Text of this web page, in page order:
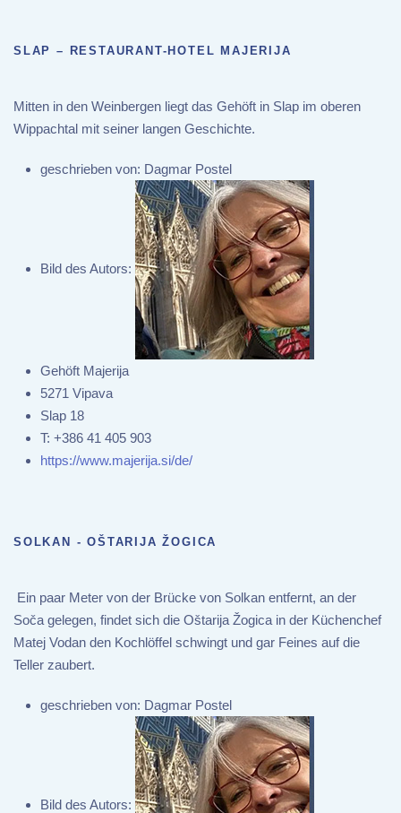
SLAP – RESTAURANT-HOTEL MAJERIJA
Mitten in den Weinbergen liegt das Gehöft in Slap im oberen
Wippachtal mit seiner langen Geschichte.
geschrieben von: Dagmar Postel
Bild des Autors:
Gehöft Majerija
5271 Vipava
Slap 18
T: +386 41 405 903
https://www.majerija.si/de/
SOLKAN - OŠTARIJA ŽOGICA
Ein paar Meter von der Brücke von Solkan entfernt, an der
Soča gelegen, findet sich die Oštarija Žogica in der Küchenchef
Matej Vodan den Kochlöffel schwingt und gar Feines auf die
Teller zaubert.
geschrieben von: Dagmar Postel
Bild des Autors: